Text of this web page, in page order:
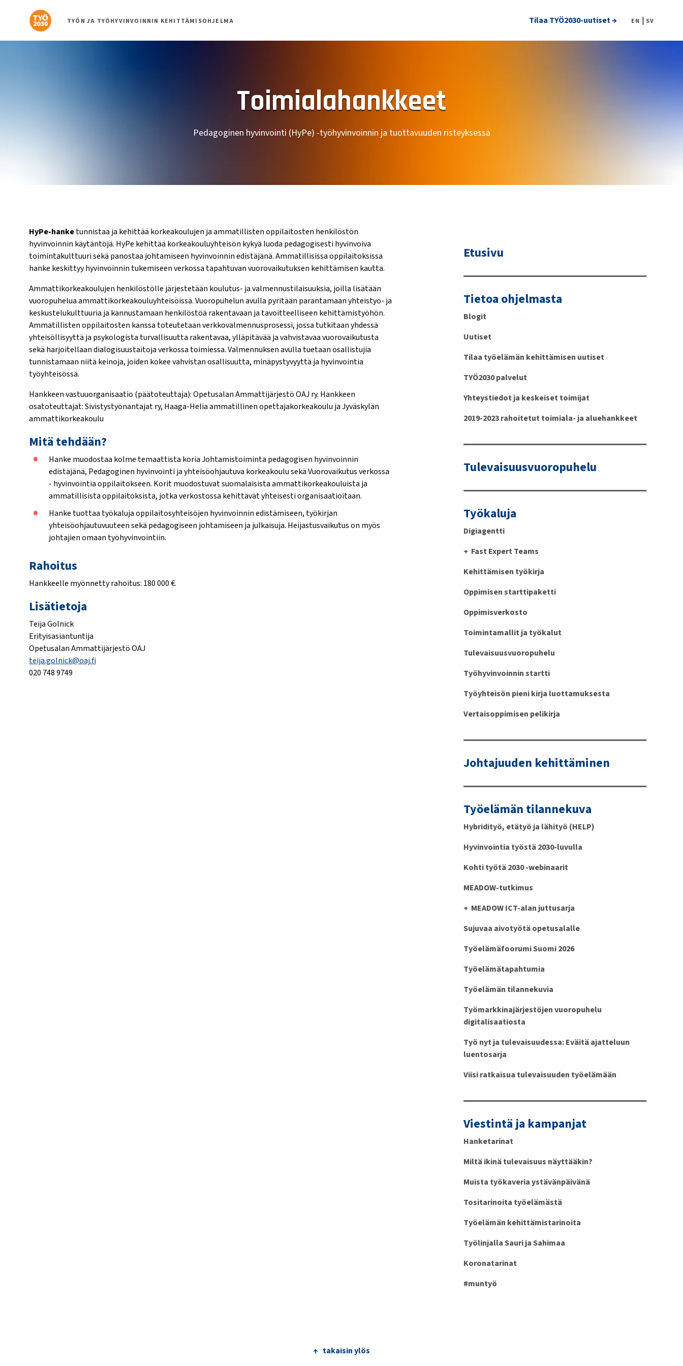
sisältöön
TYÖN JA TYÖHYVINVOINNIN KEHITTÄMISOHJELMA Tilaa TYÖ2030-uutiset → EN | SV
Toimialahankkeet
Pedagoginen hyvinvointi (HyPe) -työhyvinvoinnin ja tuottavuuden risteyksessä
HyPe-hanketunnistaa ja kehittää korkeakoulujen ja ammatillisten oppilaitosten henkilöstön
hyvinvoinnin käytäntöjä. HyPe kehittää korkeakouluyhteisön kykyä luoda pedagogisesti hyvinvoiva
toimintakulttuuri sekä panostaa johtamiseen hyvinvoinnin edistäjänä. Ammatillisissa oppilaitoksissa
hanke keskittyy hyvinvoinnin tukemiseen verkossa tapahtuvan vuorovaikutuksen kehittämisen kautta.
Ammattikorkeakoulujen henkilöstölle järjestetään koulutus- ja valmennustilaisuuksia, joilla lisätään
vuoropuhelua ammattikorkeakouluyhteisöissä. Vuoropuhelun avulla pyritään parantamaan yhteistyö- ja
keskustelukulttuuria ja kannustamaan henkilöstöä rakentavaan ja tavoitteelliseen kehittämistyöhön.
Ammatillisten oppilaitosten kanssa toteutetaan verkkovalmennusprosessi, jossa tutkitaan yhdessä
yhteisöllisyyttä ja psykologista turvallisuutta rakentavaa, ylläpitävää ja vahvistavaa vuorovaikutusta
sekä harjoitellaan dialogisuustaitoja verkossa toimiessa. Valmennuksen avulla tuetaan osallistujia
tunnistamaan niitä keinoja, joiden kokee vahvistan osallisuutta, minäpystyvyyttä ja hyvinvointia
työyhteisössä.
Hankkeen vastuuorganisaatio (päätoteuttaja): Opetusalan Ammattijärjestö OAJ ry. Hankkeen
osatoteuttajat: Sivistystyönantajat ry, Haaga-Helia ammatillinen opettajakorkeakoulu ja Jyväskylän
ammattikorkeakoulu
Mitä tehdään?
Hanke muodostaa kolme temaattista koria Johtamistoiminta pedagogisen hyvinvoinnin
edistäjänä, Pedagoginen hyvinvointi ja yhteisöohjautuva korkeakoulu sekä Vuorovaikutus verkossa
- hyvinvointia oppilaitokseen. Korit muodostuvat suomalaisista ammattikorkeakouluista ja
ammatillisista oppilaitoksista, jotka verkostossa kehittävät yhteisesti organisaatioitaan.
Hanke tuottaa työkaluja oppilaitosyhteisöjen hyvinvoinnin edistämiseen, työkirjan
yhteisöohjautuvuuteen sekä pedagogiseen johtamiseen ja julkaisuja. Heijastusvaikutus on myös
johtajien omaan työhyvinvointiin.
Rahoitus
Hankkeelle myönnetty rahoitus: 180 000€.
Lisätietoja
Teija Golnick
Erityisasiantuntija
Opetusalan Ammattijärjestö OAJ
teija.golnick@oaj.fi
020 748 9749
Etusivu
Tietoa ohjelmasta
Blogit
Uutiset
Tilaa työelämän kehittämisen uutiset
TYÖ2030 palvelut
Yhteystiedot ja keskeiset toimijat
2019-2023 rahoitetut toimiala- ja aluehankkeet
Tulevaisuusvuoropuhelu
Työkaluja
Digiagentti
Fast Expert Teams
Kehittämisen työkirja
Oppimisen starttipaketti
Oppimisverkosto
Toimintamallit ja työkalut
Tulevaisuusvuoropuhelu
Työhyvinvoinnin startti
Työyhteisön pieni kirja luottamuksesta
Vertaisoppimisen pelikirja
Johtajuuden kehittäminen
Työelämän tilannekuva
Hybridityö, etätyö ja lähityö (HELP)
Hyvinvointia työstä 2030-luvulla
Kohti työtä 2030 -webinaarit
MEADOW-tutkimus
MEADOW ICT-alan juttusarja
Sujuvaa aivotyötä opetusalalle
Työelämäfoorumi Suomi 2026
Työelämätapahtumia
Työelämän tilannekuvia
Työmarkkinajärjestöjen vuoropuhelu
digitalisaatiosta
Työ nyt ja tulevaisuudessa: Eväitä ajatteluun
luentosarja
Viisi ratkaisua tulevaisuuden työelämään
Viestintä ja kampanjat
Hanketarinat
Miltä ikinä tulevaisuus näyttääkin?
Muista työkaveria ystävänpäivänä
Tositarinoita työelämästä
Työelämän kehittämistarinoita
Työlinjalla Sauri ja Sahimaa
Koronatarinat
#muntyö
↑ takaisin ylös